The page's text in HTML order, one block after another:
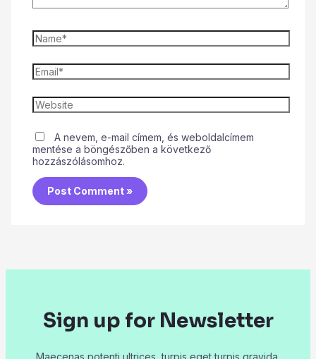
A nevem, e-mail címem, és weboldalcímem
mentése a böngészőben a következő
hozzászólásomhoz.
Sign up for Newsletter
Maecenas potenti ultrices, turpis eget turpis gravida.